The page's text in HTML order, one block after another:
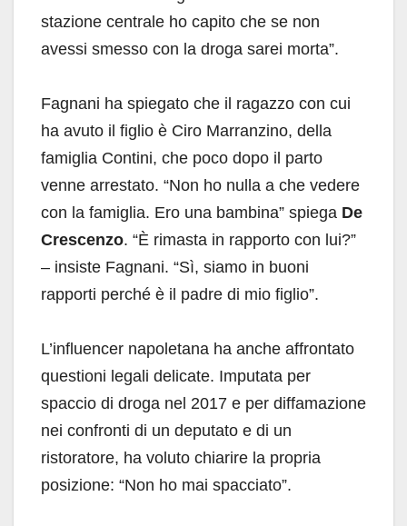
stazione centrale ho capito che se non
avessi smesso con la droga sarei morta”.
Fagnani ha spiegato che il ragazzo con cui
ha avuto il figlio è Ciro Marranzino, della
famiglia Contini, che poco dopo il parto
venne arrestato. “Non ho nulla a che vedere
con la famiglia. Ero una bambina” spiega De
Crescenzo. “È rimasta in rapporto con lui?”
– insiste Fagnani. “Sì, siamo in buoni
rapporti perché è il padre di mio figlio”.
L’influencer napoletana ha anche affrontato
questioni legali delicate. Imputata per
spaccio di droga nel 2017 e per diffamazione
nei confronti di un deputato e di un
ristoratore, ha voluto chiarire la propria
posizione: “Non ho mai spacciato”.